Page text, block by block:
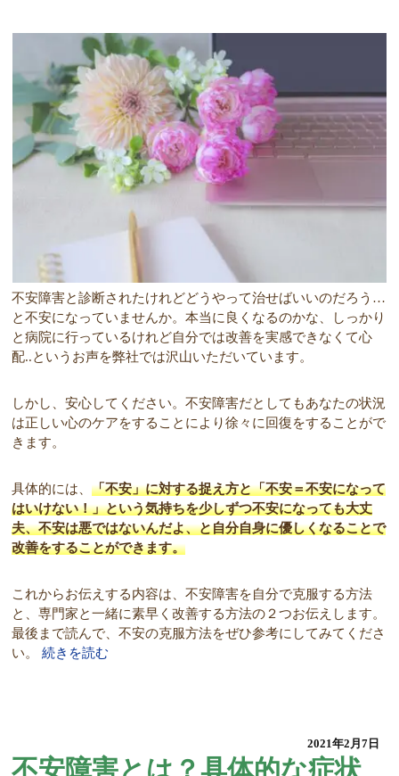
不安障害と診断されたけれどどうやって治せばいいのだろう…
と不安になっていませんか。本当に良くなるのかな、しっかり
と病院に行っているけれど自分では改善を実感できなくて心
配..というお声を弊社では沢山いただいています。
しかし、安心してください。不安障害だとしてもあなたの状況
は正しい心のケアをすることにより徐々に回復をすることがで
きます。
具体的には、「不安」に対する捉え方と「不安＝不安になって
はいけない！」という気持ちを少しずつ不安になっても大丈
夫、不安は悪ではないんだよ、と自分自身に優しくなることで
改善をすることができます。
これからお伝えする内容は、不安障害を自分で克服する方法
と、専門家と一緒に素早く改善する方法の２つお伝えします。
最後まで読んで、不安の克服方法をぜひ参考にしてみてくださ
い。続きを読む
2021年2月7日
不安障害とは？具体的な症状